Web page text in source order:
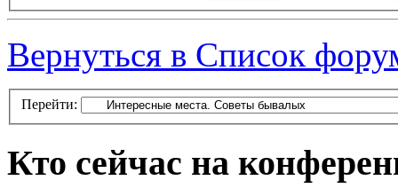
Вернуться в Список
Перейти:
Кто сейчас на